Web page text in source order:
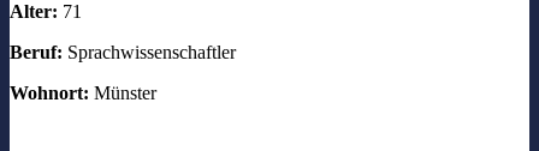
Alter: 71
Beruf: Sprachwissenschaftler
Wohnort: Münster